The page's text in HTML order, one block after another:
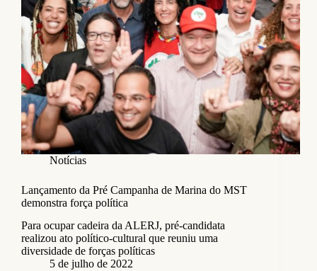
Notícias
Lançamento da Pré Campanha de Marina do MST
demonstra força política
Para ocupar cadeira da ALERJ, pré-candidata
realizou ato político-cultural que reuniu uma
diversidade de forças políticas
5 de julho de 2022